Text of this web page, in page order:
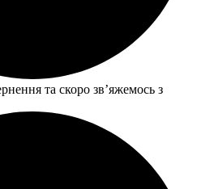
та скоро звʼяжемось з